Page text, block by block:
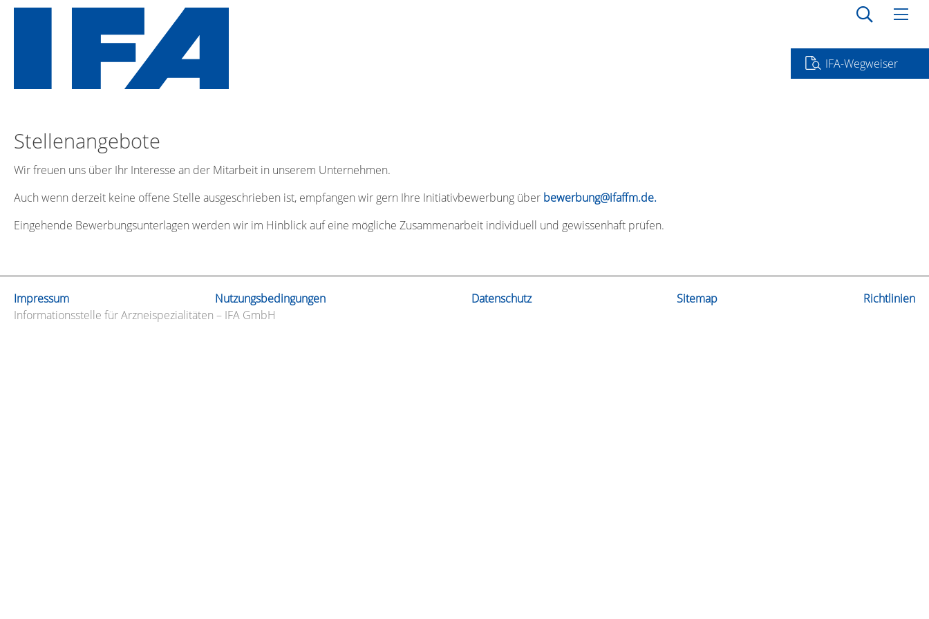
Stellenangebote
Wir freuen uns über Ihr Interesse an der Mitarbeit in unserem Unternehmen.
Auch wenn derzeit keine offene Stelle ausgeschrieben ist, empfangen wir gern Ihre Initiativbewerbung über bewerbung@ifaffm.de.
Eingehende Bewerbungsunterlagen werden wir im Hinblick auf eine mögliche Zusammenarbeit individuell und gewissenhaft prüfen.
IFA-Wegweiser
Informationsstelle für Arzneispezialitäten – IFA GmbH
Impressum Nutzungsbedingungen Datenschutz Sitemap Richtlinien